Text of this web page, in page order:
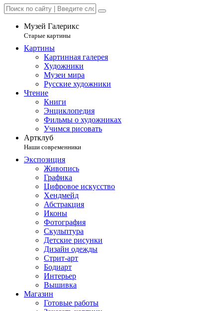
Музей Галерикс
Старые картины
Картины
Картинная галерея
Художники
Музеи мира
Русские художники
Чтение
Книги
Энциклопедия
Фильмы о художниках
Учимся рисовать
Артклуб
Наши современники
Экспозиция
Живопись
Графика
Цифровое искусство
Хендмейд
Абстракция
Иконы
Фотография
Скульптура
Детские рисунки
Дизайн одежды
Стрит-арт
Бодиарт
Интерьер
Вышивка
Магазин
Готовые работы